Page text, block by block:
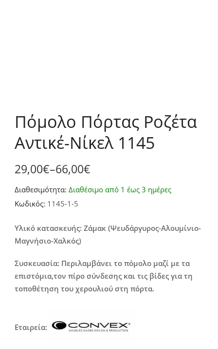
Πόμολο Πόρτας Ροζέτα
Αντικέ-Νίκελ 1145
29,00€–66,00€
Price
range:
29,00€
through
66,00€
Διαθεσιμότητα: Διαθέσιμο από 1 έως 3 ημέρες
Κωδικός: 1145-1-5
Υλικό κατασκευής: Ζάμακ (Ψευδάργυρος-Αλουμίνιο-
Μαγνήσιο-Χαλκός)
Συσκευασία: Περιλαμβάνει το πόμολο μαζί με τα
επιστόμια,τον πίρο σύνδεσης και τις βίδες για τη
τοποθέτηση του χερουλιού στη πόρτα.
Εταιρεία: